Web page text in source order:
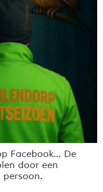
Facebook… De
door een
persoon.